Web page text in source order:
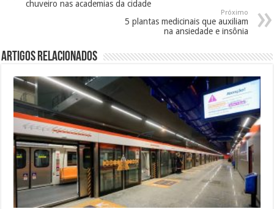
chuveiro nas academias da cidade
Próximo
5 plantas medicinais que auxiliam
na ansiedade e insônia
Artigos Relacionados